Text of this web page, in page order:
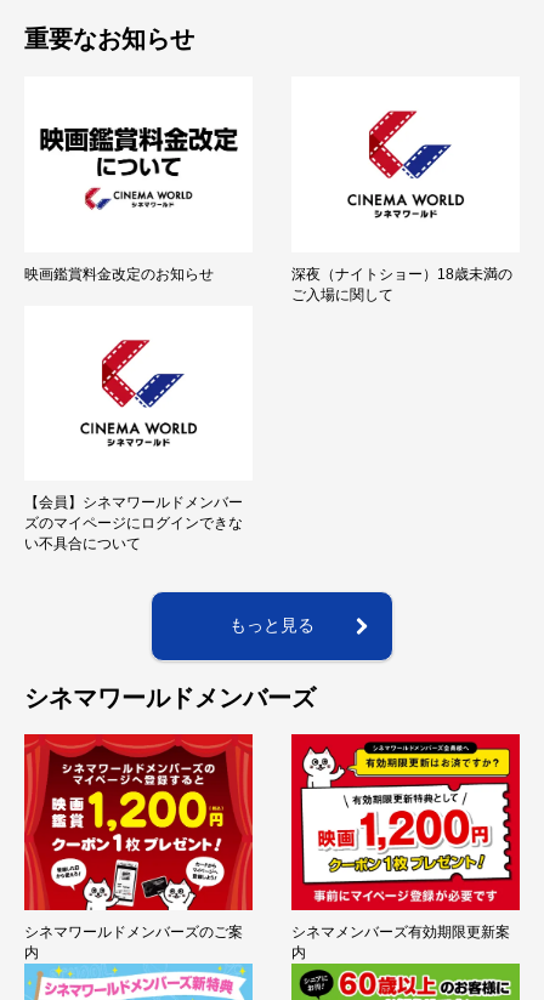
重要なお知らせ
映画鑑賞料金改定のお知らせ
深夜（ナイトショー）18歳未満の
ご入場に関して
【会員】シネマワールドメンバー
ズのマイページにログインできな
い不具合について
もっと見る
シネマワールドメンバーズ
シネマワールドメンバーズのご案
内
シネマメンバーズ有効期限更新案
内